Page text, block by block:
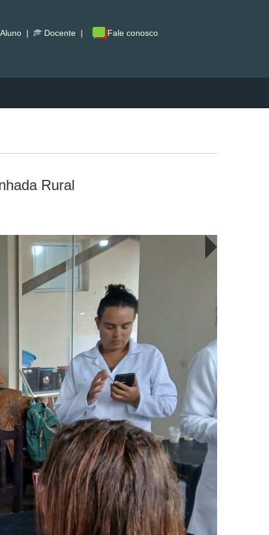
Aluno | Docente | Fale conosco
Rural